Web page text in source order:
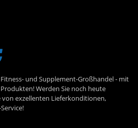
und Supplement-Großhandel - mit
Werden Sie noch heute
exzellenten Lieferkonditionen,